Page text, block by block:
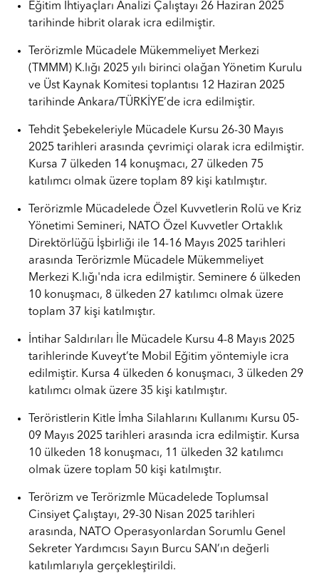
Eğitim İhtiyaçları Analizi Çalıştayı 26 Haziran 2025
tarihinde hibrit olarak icra edilmiştir.
Terörizmle Mücadele Mükemmeliyet Merkezi
(TMMM) K.lığı 2025 yılı birinci olağan Yönetim Kurulu
ve Üst Kaynak Komitesi toplantısı 12 Haziran 2025
tarihinde Ankara/TÜRKİYE’de icra edilmiştir.
Tehdit Şebekeleriyle Mücadele Kursu 26-30 Mayıs
2025 tarihleri arasında çevrimiçi olarak icra edilmiştir.
Kursa 7 ülkeden 14 konuşmacı, 27 ülkeden 75
katılımcı olmak üzere toplam 89 kişi katılmıştır.
Terörizmle Mücadelede Özel Kuvvetlerin Rolü ve Kriz
Yönetimi Semineri, NATO Özel Kuvvetler Ortaklık
Direktörlüğü İşbirliği ile 14-16 Mayıs 2025 tarihleri
arasında Terörizmle Mücadele Mükemmeliyet
Merkezi K.lığı'nda icra edilmiştir. Seminere 6 ülkeden
10 konuşmacı, 8 ülkeden 27 katılımcı olmak üzere
toplam 37 kişi katılmıştır.
İntihar Saldırıları İle Mücadele Kursu 4-8 Mayıs 2025
tarihlerinde Kuveyt’te Mobil Eğitim yöntemiyle icra
edilmiştir. Kursa 4 ülkeden 6 konuşmacı, 3 ülkeden 29
katılımcı olmak üzere 35 kişi katılmıştır.
Teröristlerin Kitle İmha Silahlarını Kullanımı Kursu 05-
09 Mayıs 2025 tarihleri arasında icra edilmiştir. Kursa
10 ülkeden 18 konuşmacı, 11 ülkeden 32 katılımcı
olmak üzere toplam 50 kişi katılmıştır.
Terörizm ve Terörizmle Mücadelede Toplumsal
Cinsiyet Çalıştayı, 29-30 Nisan 2025 tarihleri
arasında, NATO Operasyonlardan Sorumlu Genel
Sekreter Yardımcısı Sayın Burcu SAN’ın değerli
katılımlarıyla gerçekleştirildi.